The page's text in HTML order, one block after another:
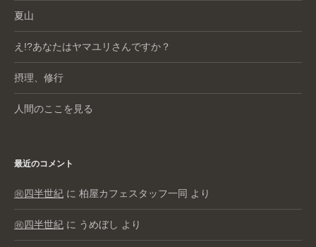
夏山
え!?あなたはヤマユリさんですか？
摂理、修行
人間のここを見る
最近のコメント
㊗️四半世紀 に 柏屋カフェスタッフ一同 より
㊗️四半世紀 に うめぼし より